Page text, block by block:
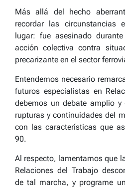
Más allá del hecho
recordar las circunstancias
lugar: fue asesinado
acción colectiva contra
precarizante en el sector
Entendemos necesario
futuros especialistas en
debemos un debate amplio y
rupturas y continuidades del
con las características que
90.
Al respecto, lamentamos que
Relaciones del Trabajo
de tal marcha, y programe